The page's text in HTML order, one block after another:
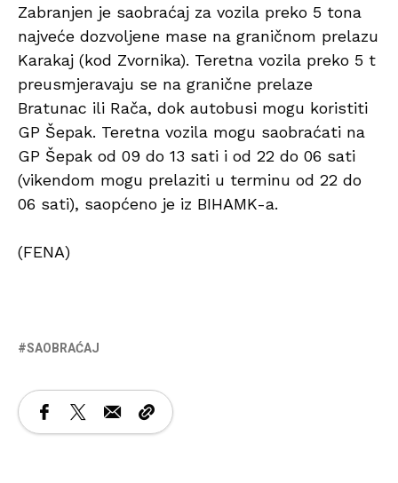
Zabranjen je saobraćaj za vozila preko 5 tona
najveće dozvoljene mase na graničnom prelazu
Karakaj (kod Zvornika). Teretna vozila preko 5 t
preusmjeravaju se na granične prelaze
Bratunac ili Rača, dok autobusi mogu koristiti
GP Šepak. Teretna vozila mogu saobraćati na
GP Šepak od 09 do 13 sati i od 22 do 06 sati
(vikendom mogu prelaziti u terminu od 22 do
06 sati), saopćeno je iz BIHAMK-a.
(FENA)
SAOBRAĆAJ